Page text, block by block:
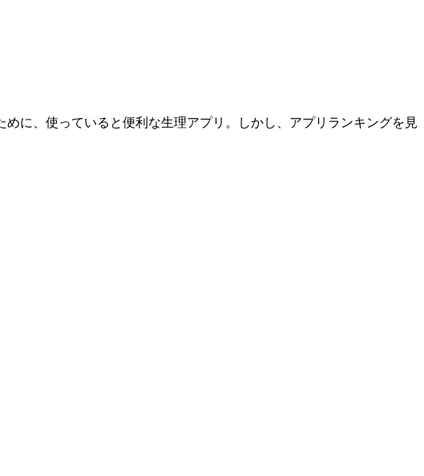
に、使っていると便利な生理アプリ。しかし、アプリランキングを見